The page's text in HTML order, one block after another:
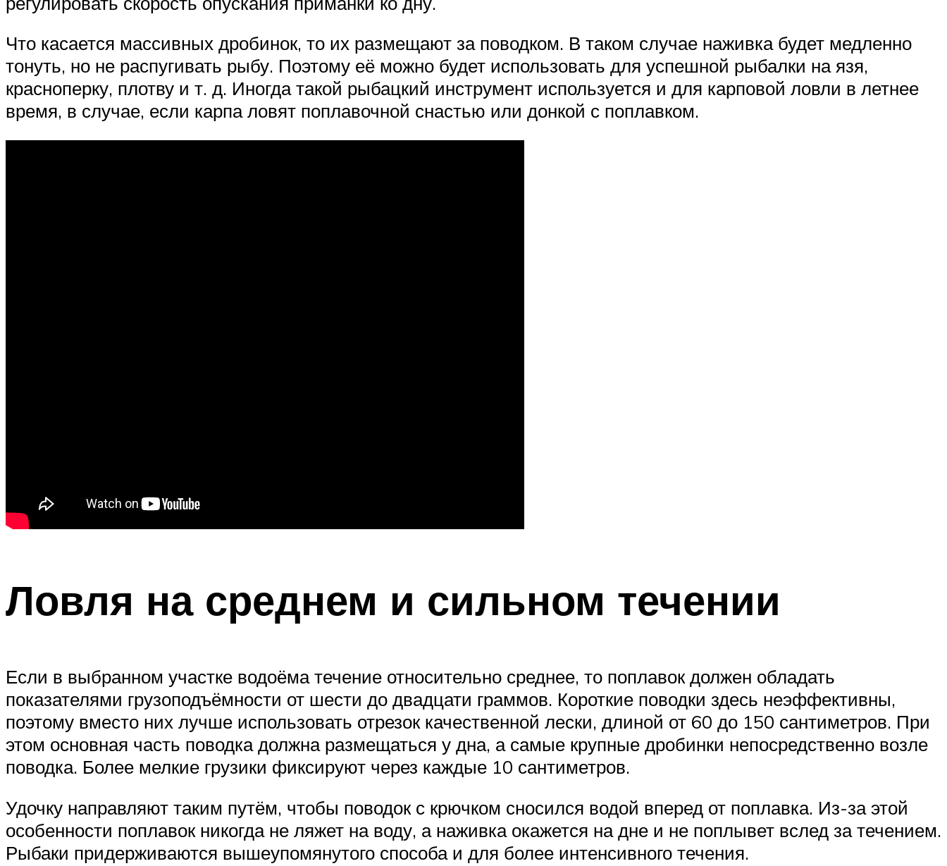
Что касается массивных дробинок, то их размещают за поводком. В таком случае наживка будет медленно
тонуть, но не распугивать рыбу. Поэтому её можно будет использовать для успешной рыбалки на язя,
красноперку, плотву и т. д. Иногда такой рыбацкий инструмент используется и для карповой ловли в летнее
время, в случае, если карпа ловят поплавочной снастью или донкой с поплавком.
Ловля на среднем и сильном течении
Если в выбранном участке водоёма течение относительно среднее, то поплавок должен обладать
показателями грузоподъёмности от шести до двадцати граммов. Короткие поводки здесь неэффективны,
поэтому вместо них лучше использовать отрезок качественной лески, длиной от 60 до 150 сантиметров. При
этом основная часть поводка должна размещаться у дна, а самые крупные дробинки непосредственно возле
поводка. Более мелкие грузики фиксируют через каждые 10 сантиметров.
Удочку направляют таким путём, чтобы поводок с крючком сносился водой вперед от поплавка. Из-за этой
особенности поплавок никогда не ляжет на воду, а наживка окажется на дне и не поплывет вслед за течением.
Рыбаки придерживаются вышеупомянутого способа и для более интенсивного течения.